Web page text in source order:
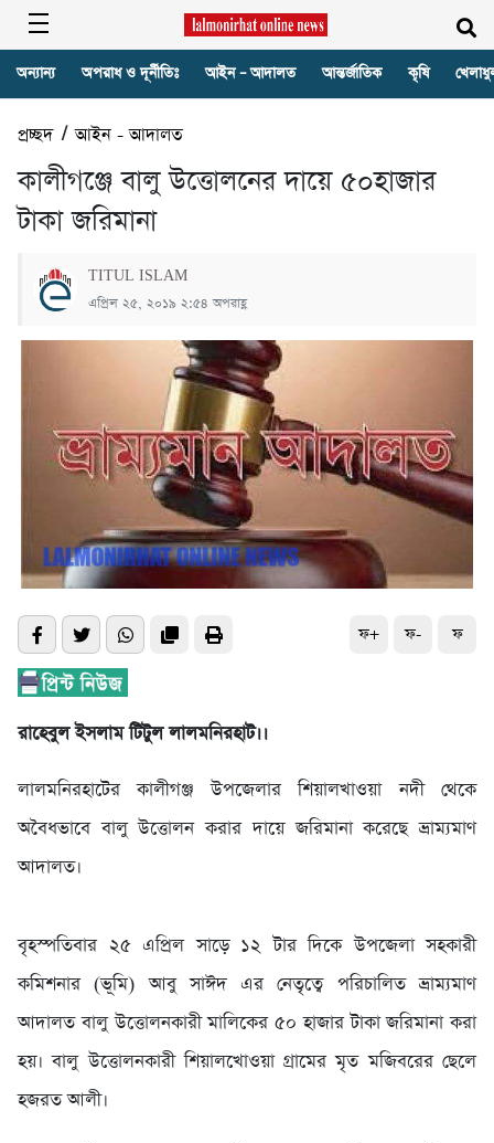
অন্যান্য অপরাধ ও দূর্নীতিঃ আইন – আদালত আন্তর্জাতিক কৃষি
প্রচ্ছদ/আইন - আদালত
কালীগঞ্জে বালু উত্তোলনের দায়ে ৫০হাজার
টাকা জরিমানা
TITUL ISLAM
এপ্রিল ২৫, ২০১৯ ২:৫৪ অপরাহ্ণ
ফ+ ফ- ফ
রাহেবুল ইসলাম টিটুল লালমনিরহাট।।
লালমনিরহাটের কালীগঞ্জ উপজেলার শিয়ালখাওয়া নদী থেকে
অবৈধভাবে বালু উত্তোলন করার দায়ে জরিমানা করেছে ভ্রাম্যমাণ
আদালত।
বৃহস্পতিবার ২৫ এপ্রিল সাড়ে ১২ টার দিকে উপজেলা সহকারী
কমিশনার (ভূমি) আবু সাঈদ এর নেতৃত্বে পরিচালিত ভ্রাম্যমাণ
আদালত বালু উত্তোলনকারী মালিকের ৫০ হাজার টাকা জরিমানা করা
হয়। বালু উত্তোলনকারী শিয়ালখোওয়া গ্রামের মৃত মজিবরের ছেলে
হজরত আলী।